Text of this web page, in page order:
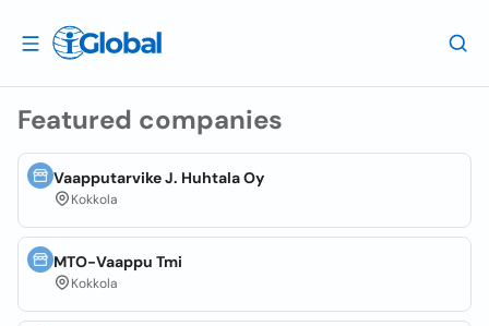
Featured companies
Vaapputarvike J. Huhtala Oy
Kokkola
MTO-Vaappu Tmi
Kokkola